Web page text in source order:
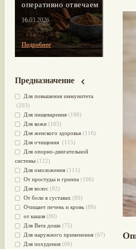
оперативно отвечаем
16.03.2026
Подробнее
Предназначение
Для повышения иммунитета
(203)
Для пищеварения (196)
Для кожи (165)
Для женского здоровья (116)
Для очищения (115)
Для опорно-двигательной
системы (112)
Для омоложения (111)
От простуды и гриппа (106)
Для волос (92)
От боли в суставах (89)
Очищает печень и кровь (89)
от кашля (80)
Для Вата доши (75)
Для наружного применения (67)
Для похудения (66)